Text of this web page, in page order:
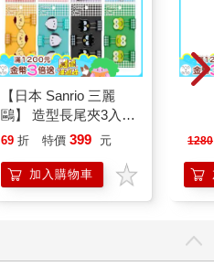
【日本 Sanrio 三麗
鷗】 造型長尾夾3入組
(8款可選) 凱蒂貓 Hello
企鵝
69 折 特價 399 元
加入購物車
1280